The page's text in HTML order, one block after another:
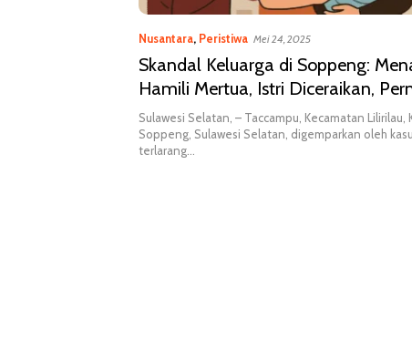
Nusantara, Peristiwa Mei 24, 2025
Skandal Keluarga di Soppeng:
Hamili Mertua, Istri Diceraikan,
Baru Digelar
Sulawesi Selatan, – Taccampu, Kecamatan Lilirilau,
Soppeng, Sulawesi Selatan, digemparkan oleh
terlarang…